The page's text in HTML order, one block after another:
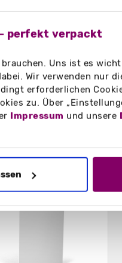
perfekt verpackt
Uns ist es
Wir verwenden nur
erforderlichen
zu. Über
Impressum und unsere